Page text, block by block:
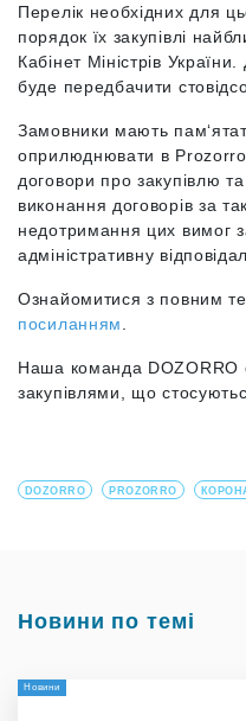
Перелік необхідних для
порядок їх закупівлі
Кабінет Міністрів
буде передбачити
Замовники мають
оприлюднювати в Prozorro
договори про закупівлю
виконання договорів за
недотримання цих вимог
адміністративну
Ознайомитися з повним
посиланням
Наша команда DOZORRO
закупівлями, що
DOZORRO PROZORRO
Новини по темі
Новини